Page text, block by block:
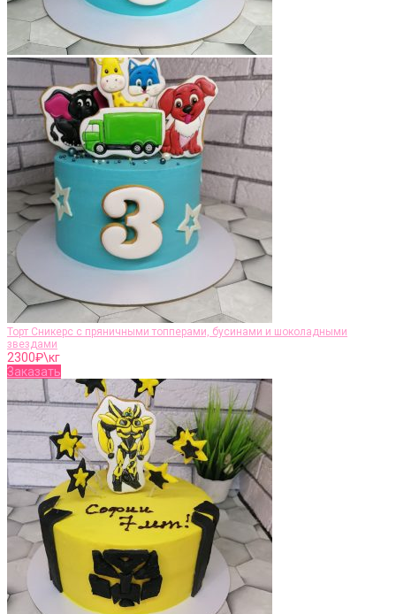
Торт Сникерс с пряничными топперами, бусинами и шоколадными
звездами
2300₽\кг
Заказать